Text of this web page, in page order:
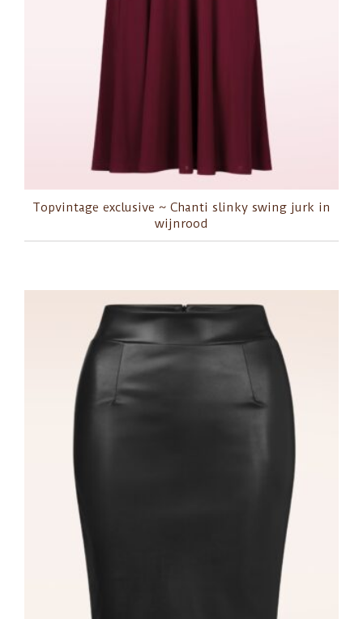
Topvintage exclusive ~ Chanti slinky swing jurk in
wijnrood